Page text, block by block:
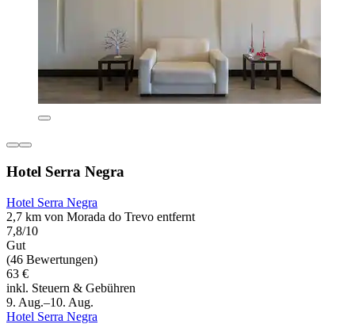
Hotel Serra Negra
Hotel Serra Negra
2,7 km von Morada do Trevo entfernt
7,8/10
Gut
(46 Bewertungen)
63 €
inkl. Steuern & Gebühren
9. Aug.–10. Aug.
Hotel Serra Negra